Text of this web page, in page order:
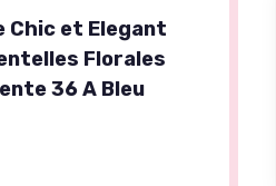
Chic et Elegant
Florales
36 A Bleu